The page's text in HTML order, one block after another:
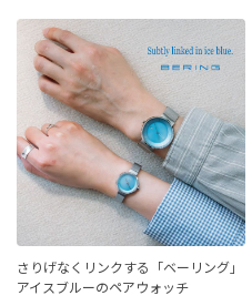
さりげなくリンクする「ベーリング」
アイスブルーのペアウォッチ